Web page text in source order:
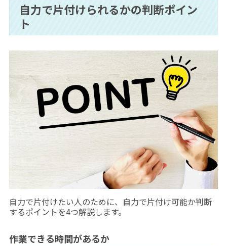
自力で片付けられるかの判断ポイン
ト
自力で片付けたい人のために、自力で片付け可能か判断
するポイントを4つ解説します。
作業できる時間があるか